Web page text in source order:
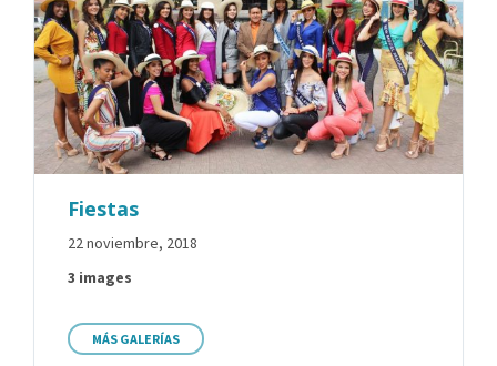
Fiestas
22 noviembre, 2018
3 images
MÁS GALERÍAS